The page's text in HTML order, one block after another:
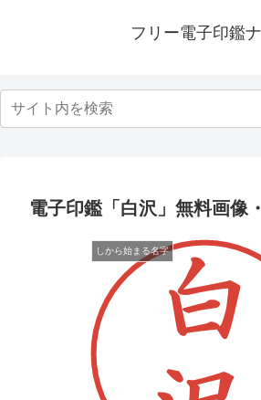
フリー電子印鑑
電子印鑑「白沢」無料画像
しから始まる名字